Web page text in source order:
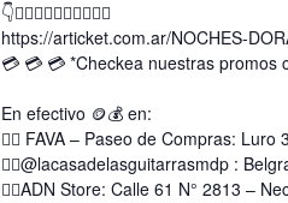
👇👇🏻👇🏼👇🏽👇🏾👇🏿
https://articket.com.ar/NOCHES-
💳 💳 💳 *Checkea nuestras promos
En efectivo 🪙💰 en:
👉🏿 FAVA – Paseo de Compras:
👉🏿@lacasadelasguitarrasmdp :
👉🏿ADN Store: Calle 61 N° 2813 –